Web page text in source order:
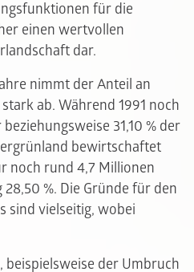
für die
einen wertvollen
dar.
nimmt der Anteil an
ab. Während 1991 noch
31,10 % der
bewirtschaftet
noch rund 4,7 Millionen
%. Die Gründe für den
sind vielseitig, wobei
beispielsweise der Umbruch